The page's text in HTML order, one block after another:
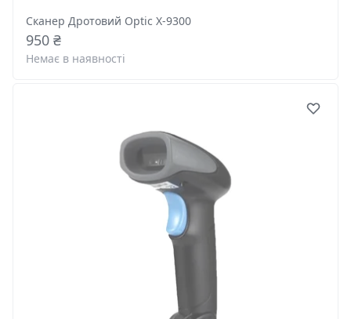
Сканер Дротовий Optic X-9300
950 ₴
Немає в наявності